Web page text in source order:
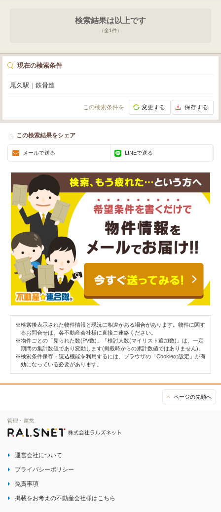
検索結果は以上です
（全1件）
現在の検索条件
尾久駅 鉄骨造
この検索条件を 変更する 保存する
この検索結果をシェア
メールで送る LINEで送る
※検索後表示された物件情報と現況に相違がある場合があります。物件に関す
るお問合せは、各不動産会社様に直接ご連絡ください。
※物件ごとの「見られた数(PV数)」「検討人数(マイリスト追加数)」は、一定
期間の集計数値であり変動します(掲載時からの累計数値ではありません)。
※検索条件保存・読込機能を利用するには、ブラウザの「Cookieの設定」が有
効になっている必要があります。
ページの先頭へ
運営会社について
プライバシーポリシー
免責事項
掲載をお考えの不動産会社様はこちら